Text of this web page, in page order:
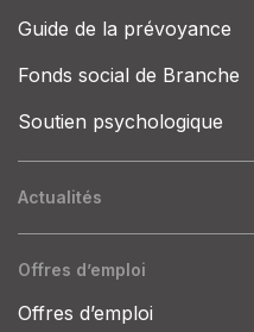
Guide de la prévoyance
Fonds social de Branche
Soutien psychologique
Actualités
Offres d’emploi
Offres d’emploi